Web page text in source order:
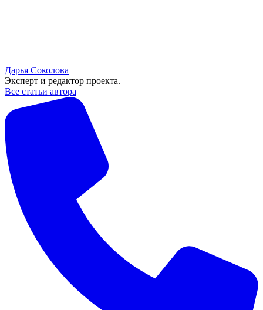
Дарья Соколова
Эксперт и редактор проекта.
Все статьи автора